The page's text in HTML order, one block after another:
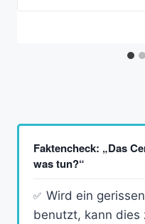
Faktencheck: „Das
was tun?“
Wird ein
benutzt, kann dies